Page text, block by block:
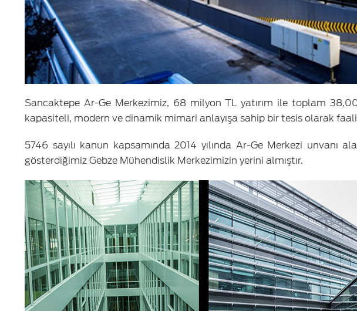
Sancaktepe Ar-Ge Merkezimiz, 68 milyon TL yatırım ile toplam
kapasiteli, modern ve dinamik mimari anlayışa sahip bir tesis olarak
5746 sayılı kanun kapsamında 2014 yılında Ar-Ge Merkezi unvanı
gösterdiğimiz Gebze Mühendislik Merkezimizin yerini almıştır.